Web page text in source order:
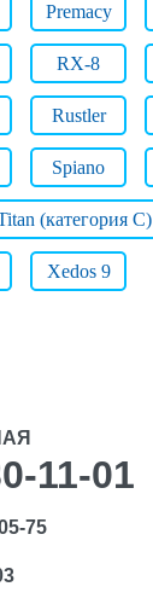
Premacy
RX-8
Rustler
Spiano
(категория C)
Xedos 9
11-01
75